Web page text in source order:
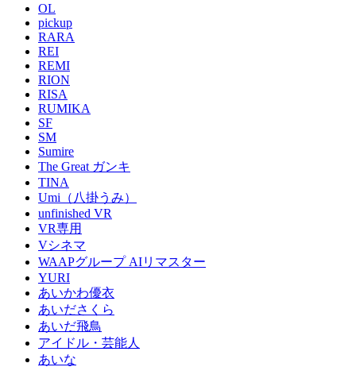
OL
pickup
RARA
REI
REMI
RION
RISA
RUMIKA
SF
SM
Sumire
The Great ガンキ
TINA
Umi（八掛うみ）
unfinished VR
VR専用
Vシネマ
WAAPグループ AIリマスター
YURI
あいかわ優衣
あいださくら
あいだ飛鳥
アイドル・芸能人
あいな